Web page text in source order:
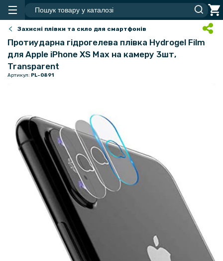
Захисні плівки та скло для смартфонів
Протиударна гідрогелева плівка Hydrogel Film
для Apple iPhone XS Max на камеру 3шт,
Transparent
Артикул: PL-0891